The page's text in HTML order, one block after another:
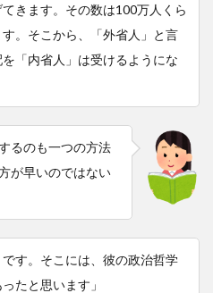
きます。その数は100万人くら
。そこから、「外省人」と言
「内省人」は受けるようにな
るのも一つの方法
が早いのではない
です。そこには、彼の政治哲学
たと思います」